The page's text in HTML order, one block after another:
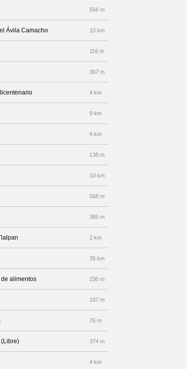
556 m
Ávila Camacho 10 km
116 m
367 m
4 km
9 km
6 km
138 m
10 km
568 m
385 m
2 km
35 km
alimentos 230 m
107 m
76 m
374 m
4 km